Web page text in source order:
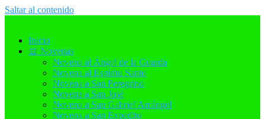
Saltar al contenido
Inicio
📖 Novenas
Novena al Ángel de la Guarda
Novena al Espíritu Santo
Novena a San Peregrino
Novena a San José
Novena a San Gabriel Arcángel
Novena a San Expedito